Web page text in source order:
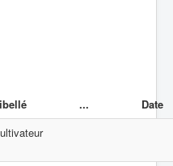
...
Date